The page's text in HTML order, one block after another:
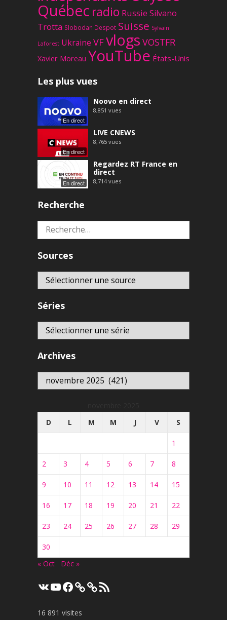
Québec radio Russie Silvano
Trotta Slobodan Despot Suisse Sylvain
Laforest Ukraine VFvlogs VOSTFR
Xavier Moreau YouTube États-Unis
Les plus vues
En direct
Noovo en direct
8,851 vues
En direct
LIVE CNEWS
8,765 vues
En direct
Regardez RT France en
direct
8,714 vues
Recherche
Rechercher :
Sources
Séries
Archives
Archives
D
L M M J V S
1
2 3 4 5 6 7 8
9 10 11 12 13 14 15
16 17 18 19 20 21 22
23 24 25 26 27 28 29
30
« Oct
Déc »
VK YouTube
Facebook Flux
RSS
16 891 visites